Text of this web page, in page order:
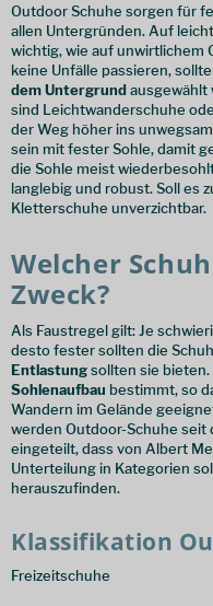
Outdoor Schuhe sorgen für
allen Untergründen. Auf
wichtig, wie auf unwirtlichem
keine Unfälle passieren,
dem Untergrundausgewählt
sind Leichtwanderschuhe
der Weg höher ins
sein mit fester Sohle, damit
die Sohle meist
langlebig und robust. Soll es
Kletterschuhe unverzichtbar.
Welcher
Zweck?
Als Faustregel gilt: Je
desto fester sollten die
Entlastungsollten sie bieten.
Sohlenaufbau bestimmt, so
Wandern im Gelände
werden Outdoor-Schuhe seit
eingeteilt, dass von Albert
Unterteilung in Kategorien
herauszufinden.
Klassifikation
Freizeitschuhe